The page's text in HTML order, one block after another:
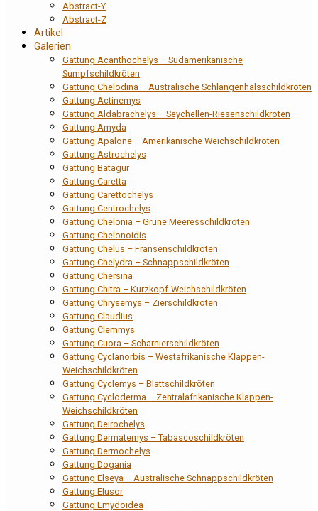
Abstract-Y
Abstract-Z
Artikel
Galerien
Gattung Acanthochelys – Südamerikanische
Sumpfschildkröten
Gattung Chelodina – Australische Schlangenhalsschildkröten
Gattung Actinemys
Gattung Aldabrachelys – Seychellen-Riesenschildkröten
Gattung Amyda
Gattung Apalone – Amerikanische Weichschildkröten
Gattung Astrochelys
Gattung Batagur
Gattung Caretta
Gattung Carettochelys
Gattung Centrochelys
Gattung Chelonia – Grüne Meeresschildkröten
Gattung Chelonoidis
Gattung Chelus – Fransenschildkröten
Gattung Chelydra – Schnappschildkröten
Gattung Chersina
Gattung Chitra – Kurzkopf-Weichschildkröten
Gattung Chrysemys – Zierschildkröten
Gattung Claudius
Gattung Clemmys
Gattung Cuora – Scharnierschildkröten
Gattung Cyclanorbis – Westafrikanische Klappen-
Weichschildkröten
Gattung Cyclemys – Blattschildkröten
Gattung Cycloderma – Zentralafrikanische Klappen-
Weichschildkröten
Gattung Deirochelys
Gattung Dermatemys – Tabascoschildkröten
Gattung Dermochelys
Gattung Dogania
Gattung Elseya – Australische Schnappschildkröten
Gattung Elusor
Gattung Emydoidea